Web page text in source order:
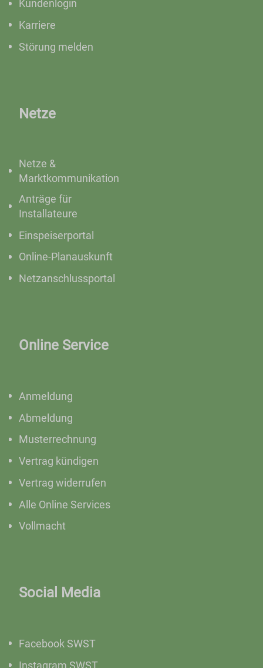
Kundenlogin
Karriere
Störung melden
Netze
Netze &
Marktkommunikation
Anträge für
Installateure
Einspeiserportal
Online-Planauskunft
Netzanschlussportal
Online Service
Anmeldung
Abmeldung
Musterrechnung
Vertrag kündigen
Vertrag widerrufen
Alle Online Services
Vollmacht
Social Media
Facebook SWST
Instagram SWST